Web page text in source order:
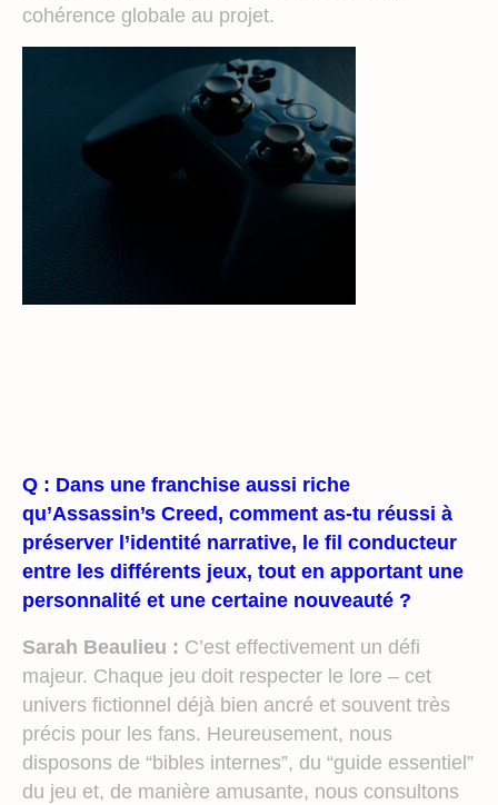
cohérence globale au projet.
Q : Dans une franchise aussi riche
qu’Assassin’s Creed, comment as-tu réussi à
préserver l’identité narrative, le fil conducteur
entre les différents jeux, tout en apportant une
personnalité et une certaine nouveauté ?
Sarah Beaulieu : C’est effectivement un défi
majeur. Chaque jeu doit respecter le lore – cet
univers fictionnel déjà bien ancré et souvent très
précis pour les fans. Heureusement, nous
disposons de “bibles internes”, du “guide essentiel”
du jeu et, de manière amusante, nous consultons